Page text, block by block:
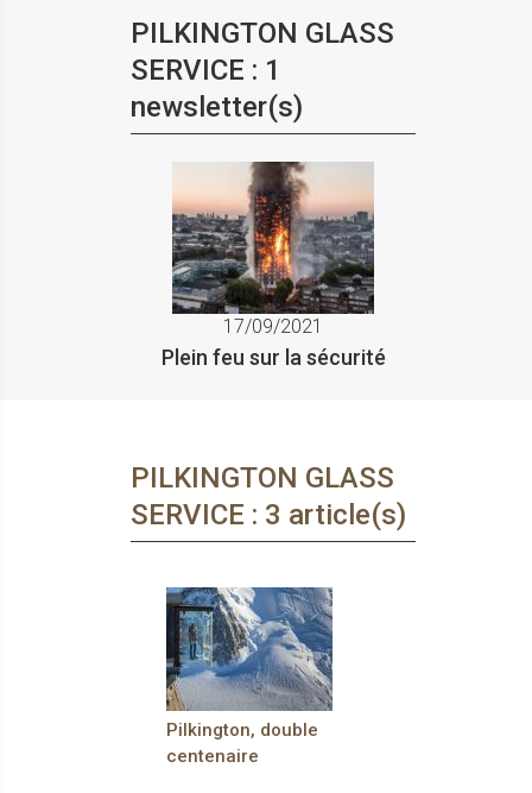
PILKINGTON GLASS
SERVICE : 1
newsletter(s)
17/09/2021
Plein feu sur la sécurité
PILKINGTON GLASS
SERVICE : 3 article(s)
Pilkington, double
centenaire